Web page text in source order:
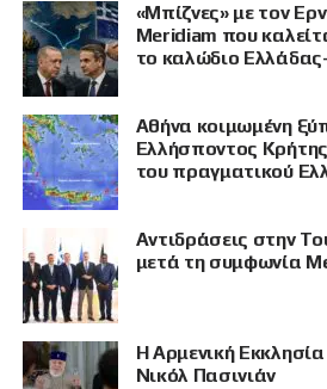
ΠΡΟΒΟΛΗ
«Μπίζνες» με τον
Meridiam που
το καλώδιο
Αθήνα κοιμωμένη
Ελλήσποντος
του πραγματικού
Αντιδράσεις στην
μετά τη συμφωνία
Η Αρμενική
Νικόλ Πασινιάν